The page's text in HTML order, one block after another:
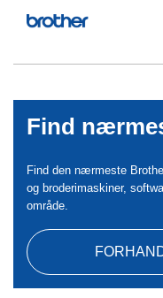
Find
Find den nærmeste
og broderimaskiner,
område.